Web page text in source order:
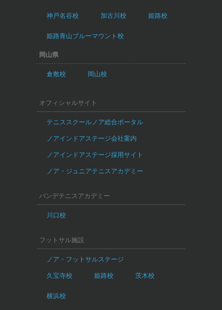
神戸名谷校 加古川校 姫路校
姫路青山ブルーマウント校
岡山県
倉敷校 岡山校
オフィシャルサイト
テニススクールノア総合ポータル
ノアインドアステージ会社案内
ノアインドアステージ採用サイト
ノア・ジュニアテニスアカデミー
バンデテニスアカデミー
川口校
フットサル施設
ノア・フットサルステージ
久宝寺校 姫路校 茨木校
横浜校